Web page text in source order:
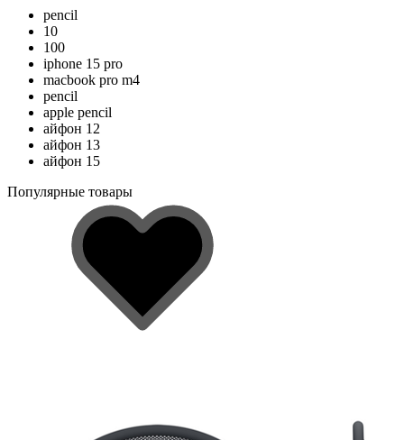
pencil
10
100
iphone 15 pro
macbook pro m4
pencil
apple pencil
айфон 12
айфон 13
айфон 15
Популярные товары